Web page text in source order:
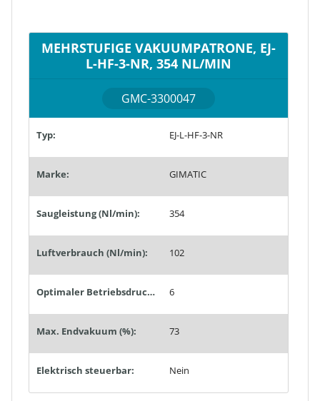
MEHRSTUFIGE VAKUUMPATRONE, EJ-
L-HF-3-NR, 354 NL/MIN
GMC-3300047
Typ: EJ-L-HF-3-NR
Marke: GIMATIC
Saugleistung (Nl/min): 354
Luftverbrauch (Nl/min): 102
Optimaler Betriebsdruck (bar): 6
Max. Endvakuum (%): 73
Elektrisch steuerbar: Nein